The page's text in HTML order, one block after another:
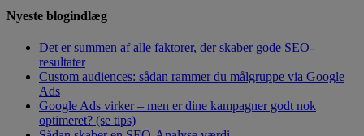
Nyeste blogindlæg
Det er summen af alle faktorer, der skaber gode SEO-
resultater
Custom audiences: sådan rammer du målgruppe via Google
Ads
Google Ads virker – men er dine kampagner godt nok
optimeret? (se tips)